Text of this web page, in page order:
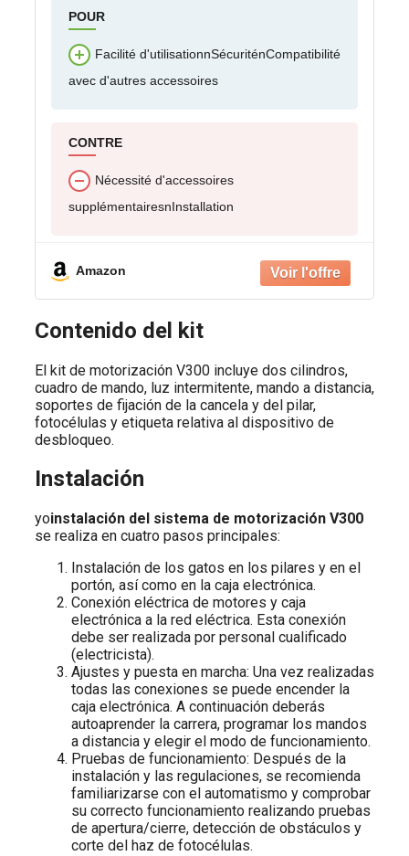
POUR
Facilité d'utilisationnSécuriténCompatibilité
avec d'autres accessoires
CONTRE
Nécessité d'accessoires
supplémentairesnInstallation
Amazon
Contenido del kit
El kit de motorización V300 incluye dos cilindros,
cuadro de mando, luz intermitente, mando a distancia,
soportes de fijación de la cancela y del pilar,
fotocélulas y etiqueta relativa al dispositivo de
desbloqueo.
Instalación
yoinstalación del sistema de motorización V300
se realiza en cuatro pasos principales:
Instalación de los gatos en los pilares y en el
portón, así como en la caja electrónica.
Conexión eléctrica de motores y caja
electrónica a la red eléctrica. Esta conexión
debe ser realizada por personal cualificado
(electricista).
Ajustes y puesta en marcha: Una vez realizadas
todas las conexiones se puede encender la
caja electrónica. A continuación deberás
autoaprender la carrera, programar los mandos
a distancia y elegir el modo de funcionamiento.
Pruebas de funcionamiento: Después de la
instalación y las regulaciones, se recomienda
familiarizarse con el automatismo y comprobar
su correcto funcionamiento realizando pruebas
de apertura/cierre, detección de obstáculos y
corte del haz de fotocélulas.